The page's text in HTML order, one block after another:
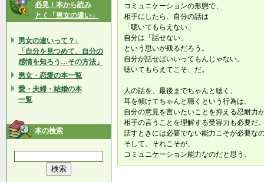
必見！本から読み
とく「男女の違い」
男女の違いって？↓
「自分を見つめて、自分の
感情を知ろう…その方法」
男女・恋愛の本一覧
愛・夫婦・結婚の本
一覧
本の検索
コミュニケーションの形態で、
相手にしたら、自分の話は
「聴いてもらえない」
自分は「話せない」
という思いが残るだろう。
自分が話せばいいってもんじゃない。
聴いてもらえてこそ、だ。
人の話を、最後までちゃんと聴く、
耳を傾けてちゃんと聴くという行為は、
自分の意見を言いたいことを抑える忍耐力
相手の言うことを理解する受容力も必要だ
話すときには必要でない能力こそが必要な
そして、それこそが、
コミュニケーション能力なのだと思う。